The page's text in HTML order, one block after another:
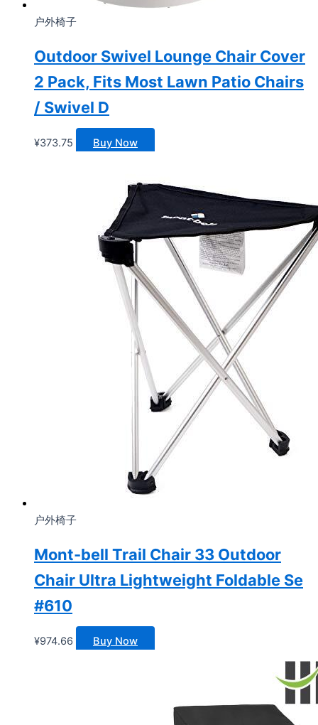
户外椅子
Outdoor Swivel Lounge Chair Cover
2 Pack, Fits Most Lawn Patio Chairs
/ Swivel D
¥373.75 Buy Now
户外椅子
Mont-bell Trail Chair 33 Outdoor
Chair Ultra Lightweight Foldable Se
#610
¥974.66 Buy Now